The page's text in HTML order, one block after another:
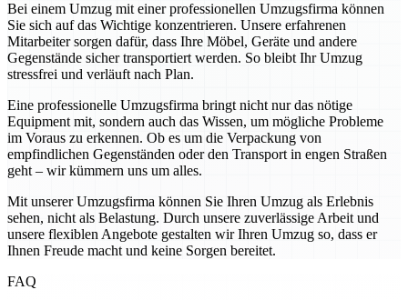
Bei einem Umzug mit einer professionellen Umzugsfirma können
Sie sich auf das Wichtige konzentrieren. Unsere erfahrenen
Mitarbeiter sorgen dafür, dass Ihre Möbel, Geräte und andere
Gegenstände sicher transportiert werden. So bleibt Ihr Umzug
stressfrei und verläuft nach Plan.
Eine professionelle Umzugsfirma bringt nicht nur das nötige
Equipment mit, sondern auch das Wissen, um mögliche Probleme
im Voraus zu erkennen. Ob es um die Verpackung von
empfindlichen Gegenständen oder den Transport in engen Straßen
geht – wir kümmern uns um alles.
Mit unserer Umzugsfirma können Sie Ihren Umzug als Erlebnis
sehen, nicht als Belastung. Durch unsere zuverlässige Arbeit und
unsere flexiblen Angebote gestalten wir Ihren Umzug so, dass er
Ihnen Freude macht und keine Sorgen bereitet.
FAQ